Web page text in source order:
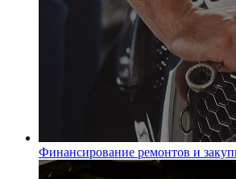
Финансирование ремонтов и